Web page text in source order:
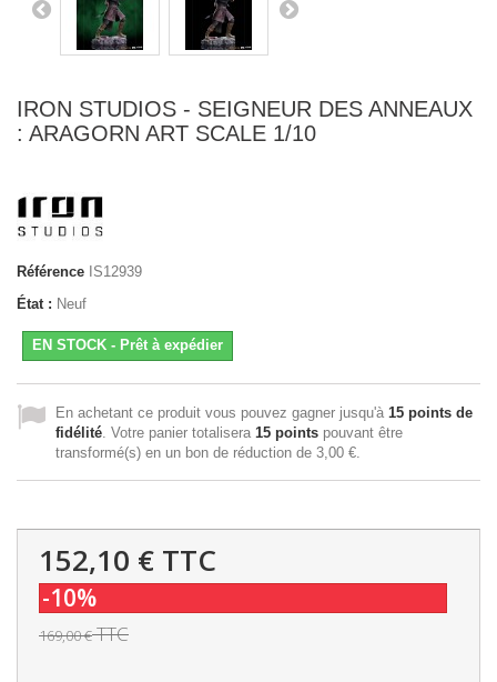
IRON STUDIOS - SEIGNEUR DES ANNEAUX
: ARAGORN ART SCALE 1/10
Référence IS12939
État : Neuf
EN STOCK - Prêt à expédier
En achetant ce produit vous pouvez gagner jusqu'à 15 points de
fidélité . Votre panier totalisera 15 points pouvant être
transformé(s) en un bon de réduction de 3,00 €
152,10 € TTC
-10%
169,00 €TTC